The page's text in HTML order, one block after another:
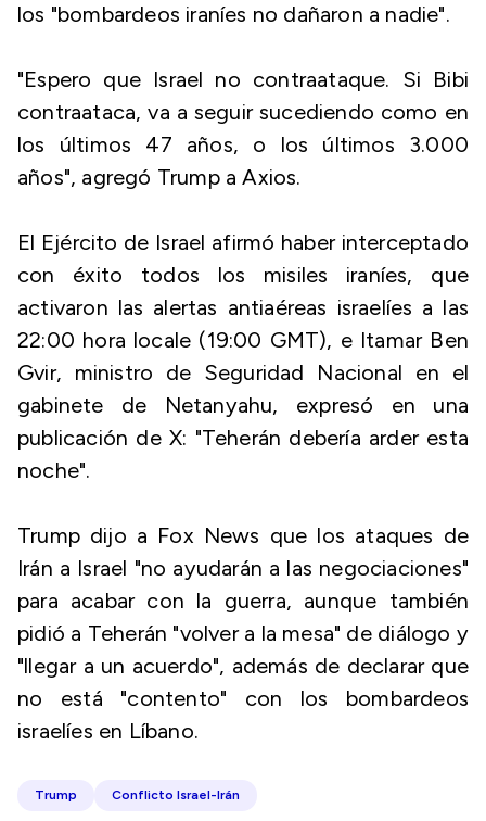
los "bombardeos iraníes no dañaron a nadie".
"Espero que Israel no contraataque. Si Bibi
contraataca, va a seguir sucediendo como en
los últimos 47 años, o los últimos 3.000
años", agregó Trump a Axios.
El Ejército de Israel afirmó haber interceptado
con éxito todos los misiles iraníes, que
activaron las alertas antiaéreas israelíes a las
22:00 hora locale (19:00 GMT), e Itamar Ben
Gvir, ministro de Seguridad Nacional en el
gabinete de Netanyahu, expresó en una
publicación de X: "Teherán debería arder esta
noche".
Trump dijo a Fox News que los ataques de
Irán a Israel "no ayudarán a las negociaciones"
para acabar con la guerra, aunque también
pidió a Teherán "volver a la mesa" de diálogo y
"llegar a un acuerdo", además de declarar que
no está "contento" con los bombardeos
israelíes en Líbano.
Trump Conflicto Israel-Irán